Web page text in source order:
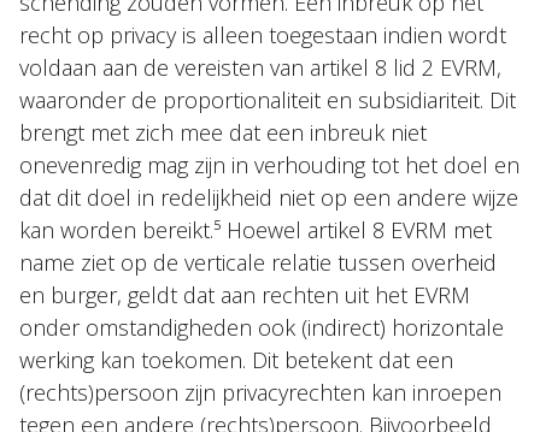
recht op privacy is alleen toegestaan indien wordt
voldaan aan de vereisten van artikel 8 lid 2 EVRM,
waaronder de proportionaliteit en subsidiariteit. Dit
brengt met zich mee dat een inbreuk niet
onevenredig mag zijn in verhouding tot het doel en
dat dit doel in redelijkheid niet op een andere wijze
kan worden bereikt.⁵ Hoewel artikel 8 EVRM met
name ziet op de verticale relatie tussen overheid
en burger, geldt dat aan rechten uit het EVRM
onder omstandigheden ook (indirect) horizontale
werking kan toekomen. Dit betekent dat een
(rechts)persoon zijn privacyrechten kan inroepen
tegen een andere (rechts)persoon. Bijvoorbeeld